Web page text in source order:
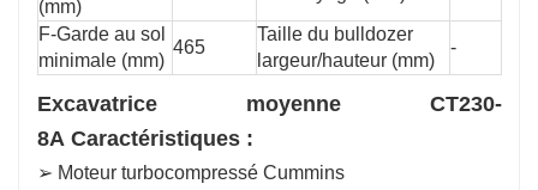
(mm)
F-Garde au sol
minimale (mm)
465
Taille du bulldozer
largeur/hauteur (mm)
-
Excavatrice moyenne CT230-
8A Caractéristiques :
➢ Moteur turbocompressé Cummins